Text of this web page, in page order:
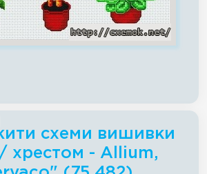
схеми вишивки
хрестом - Allium,